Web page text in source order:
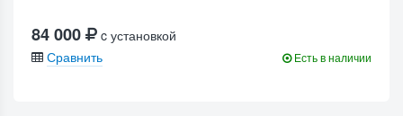
84 000
c установкой
Сравнить
Есть в наличии